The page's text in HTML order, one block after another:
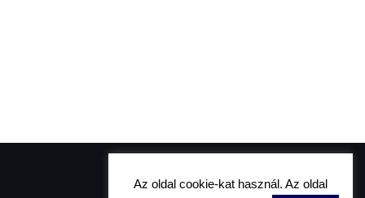
Az oldal cookie-kat használ. Az oldal